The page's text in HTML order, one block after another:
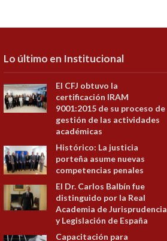
Lo último en Institucional
El CFJ obtuvo la
certificación IRAM
9001:2015 de su proceso de
gestión de las actividades
académicas
Histórico: La justicia
porteña asume nuevas
competencias penales
El Dr. Carlos Balbín fue
distinguido por la Real
Academia de Jurisprudencia
y Legislación de España
Capacitación para